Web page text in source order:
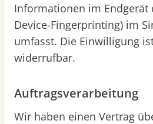
Informationen im Endgerät
Device-Fingerprinting) im
umfasst. Die Einwilligung
widerrufbar.
Auftragsverarbeitung
Wir haben einen Vertrag